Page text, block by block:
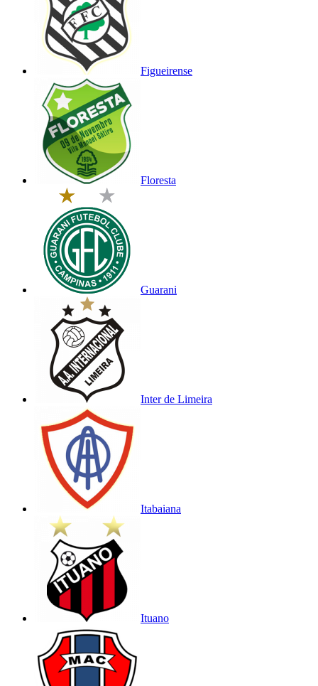
Figueirense
Floresta
Guarani
Inter de Limeira
Itabaiana
Ituano